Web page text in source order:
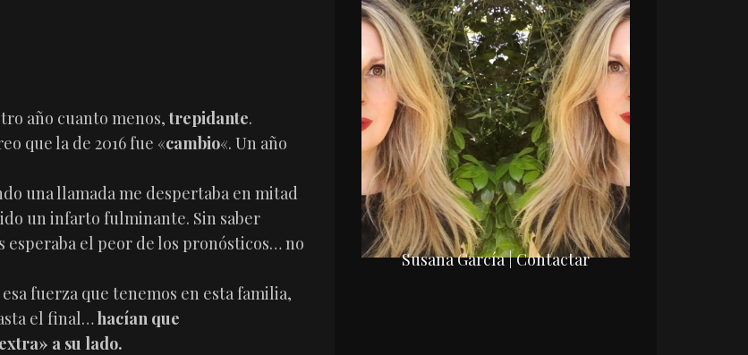
año cuanto menos,trepidante.
que la de 2016 fue «cambio«. Un año
una llamada me despertaba en mitad
un infarto fulminante. Sin saber
esperaba el peor de los pronósticos… no
fuerza que tenemos en esta familia,
el final…hacían que
a su lado.
Susana García | Contactar